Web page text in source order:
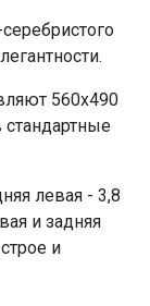
560х490
стандартные
левая - 3,8
и задняя
и